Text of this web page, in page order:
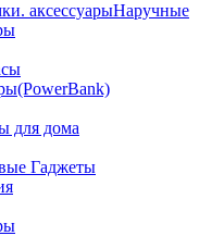
Наручные
для дома
Гаджеты